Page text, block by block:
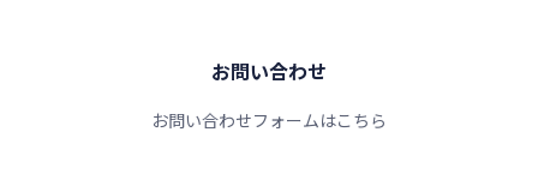
お問い合わせ
お問い合わせフォームはこちら